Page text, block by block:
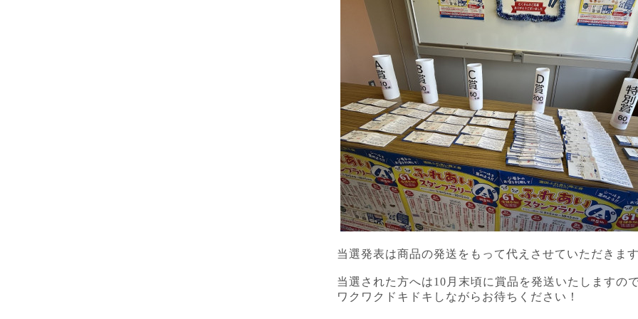
当選発表は商品の発送をもって代えさせていただきま
当選された方へは10月末頃に賞品を発送いたしますの
ワクワクドキドキしながらお待ちください！